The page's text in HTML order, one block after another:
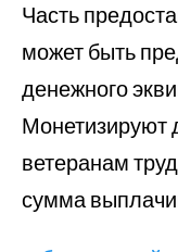
Часть
может быть
денежного
Монетизируют
ветеранам
сумма